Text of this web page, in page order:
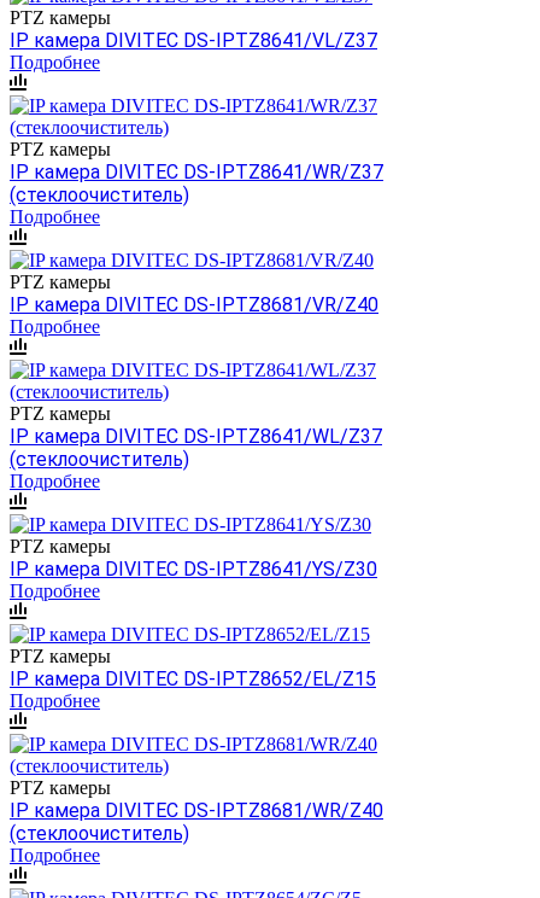
PTZ камеры
IP камера DIVITEC DS-IPTZ8641/VL/Z37
Подробнее
PTZ камеры
IP камера DIVITEC DS-IPTZ8641/WR/Z37
(стеклоочиститель)
Подробнее
PTZ камеры
IP камера DIVITEC DS-IPTZ8681/VR/Z40
Подробнее
PTZ камеры
IP камера DIVITEC DS-IPTZ8641/WL/Z37
(стеклоочиститель)
Подробнее
PTZ камеры
IP камера DIVITEC DS-IPTZ8641/YS/Z30
Подробнее
PTZ камеры
IP камера DIVITEC DS-IPTZ8652/EL/Z15
Подробнее
PTZ камеры
IP камера DIVITEC DS-IPTZ8681/WR/Z40
(стеклоочиститель)
Подробнее